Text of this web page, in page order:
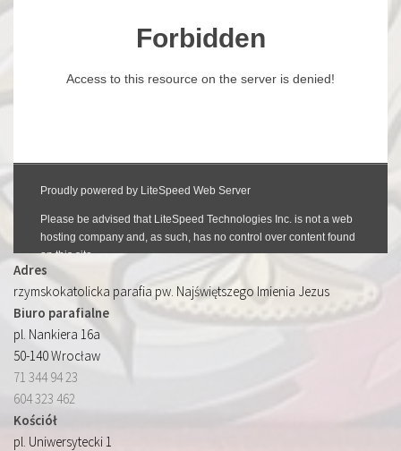
Adres
rzymskokatolicka parafia pw. Najświętszego Imienia Jezus
Biuro parafialne
pl. Nankiera 16a
50-140 Wrocław
71 344 94 23
604 323 462
Kościół
pl. Uniwersytecki 1